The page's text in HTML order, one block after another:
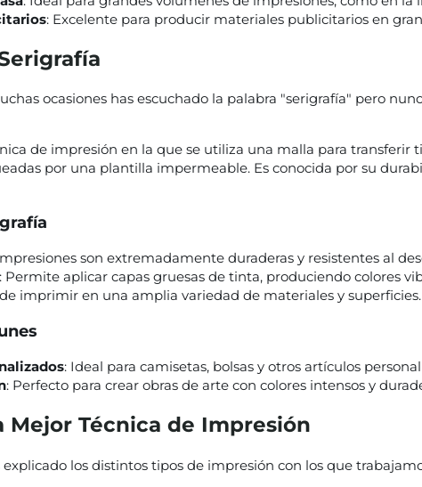
: Excelente para producir materiales publicitarios en
ocasiones has escuchado la palabra "serigrafía" pero
de impresión en la que se utiliza una malla para transferir
por una plantilla impermeable. Es conocida por su
son extremadamente duraderas y resistentes al
: Permite aplicar capas gruesas de tinta, produciendo colores
imprimir en una amplia variedad de materiales y superficies.
: Ideal para camisetas, bolsas y otros artículos
: Perfecto para crear obras de arte con colores intensos y
Mejor Técnica de Impresión
explicado los distintos tipos de impresión con los que